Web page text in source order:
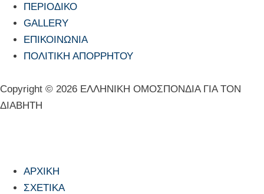
ΠΕΡΙΟΔΙΚΟ
GALLERY
ΕΠΙΚΟΙΝΩΝΙΑ
ΠΟΛΙΤΙΚΗ ΑΠΟΡΡΗΤΟΥ
Copyright © 2026 ΕΛΛΗΝΙΚΗ ΟΜΟΣΠΟΝΔΙΑ ΓΙΑ ΤΟΝ
ΔΙΑΒΗΤΗ
ΑΡΧΙΚΗ
ΣΧΕΤΙΚΑ